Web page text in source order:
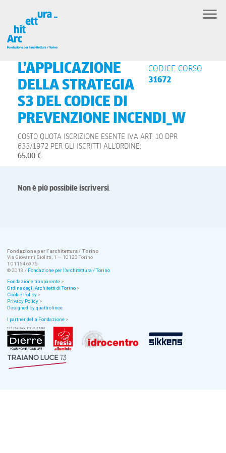
CODICE CORSO
31672
L’APPLICAZIONE
DELLA STRATEGIA
S3 DEL CODICE DI
PREVENZIONE INCENDI_W
COSTO QUOTA ISCRIZIONE ESENTE IVA ART. 10 DPR
633/1972 PER GLI ISCRITTI ALL'ORDINE:
65.00 €
Non è più possibile iscriversi .
Fondazione per l’architettura / Torino
Via Giovanni Giolitti, 1 — 10123 Torino
T 011546975
© 2018 / Fondazione per l’architettura / Torino
Fondazione trasparente >
Ordine degli Architetti di Torino >
Cookie Policy >
Privacy Policy >
Designed by quattrolinee
I partner della Fondazione >